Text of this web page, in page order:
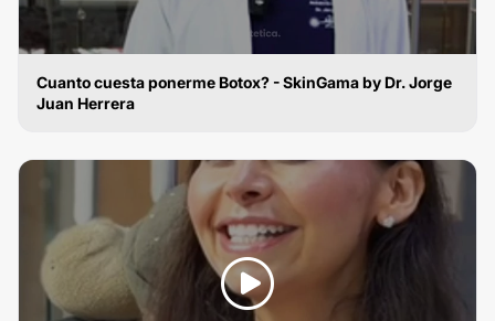
Cuanto cuesta ponerme Botox? - SkinGama by Dr. Jorge
Juan Herrera